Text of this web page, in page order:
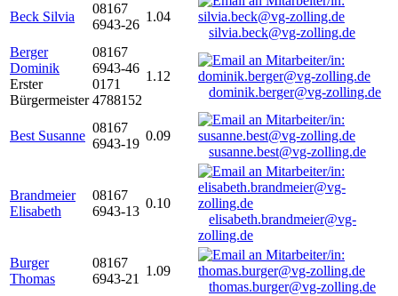
Beck Silvia
08167
6943-26
1.04
silvia.beck@vg-zolling.de
Berger
Dominik
Erster
Bürgermeister
08167
6943-46
0171
4788152
1.12
dominik.berger@vg-zolling.de
Best Susanne
08167
6943-19
0.09
susanne.best@vg-zolling.de
Brandmeier
Elisabeth
08167
6943-13
0.10
elisabeth.brandmeier@vg-
zolling.de
Burger
Thomas
08167
6943-21
1.09
thomas.burger@vg-zolling.de